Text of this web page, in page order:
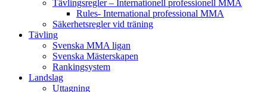
Tävlingsregler – Internationell professionell MMA
Rules- International professional MMA
Säkerhetsregler vid träning
Tävling
Svenska MMA ligan
Svenska Mästerskapen
Rankingsystem
Landslag
Uttagning